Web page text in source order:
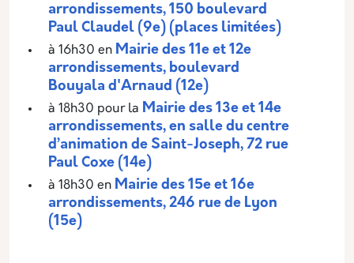
arrondissements, 150 boulevard
Paul Claudel (9e) (places limitées)
à 16h30 en Mairie des 11e et 12e
arrondissements, boulevard
Bouyala d'Arnaud (12e)
à 18h30 pour la Mairie des 13e et 14e
arrondissements, en salle du centre
d’animation de Saint-Joseph, 72 rue
Paul Coxe (14e)
à 18h30 en Mairie des 15e et 16e
arrondissements, 246 rue de Lyon
(15e)